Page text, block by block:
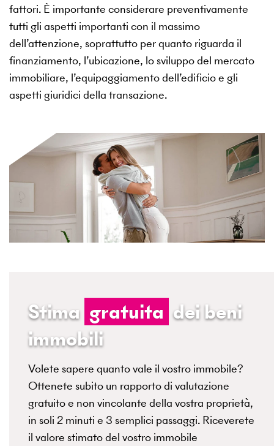
fattori. È importante considerare preventivamente
tutti gli aspetti importanti con il massimo
dell’attenzione, soprattutto per quanto riguarda il
finanziamento, l’ubicazione, lo sviluppo del mercato
immobiliare, l’equipaggiamento dell’edificio e gli
aspetti giuridici della transazione.
Stima gratuita dei beni
immobili
Volete sapere quanto vale il vostro immobile?
Ottenete subito un rapporto di valutazione
gratuito e non vincolante della vostra proprietà,
in soli 2 minuti e 3 semplici passaggi. Riceverete
il valore stimato del vostro immobile